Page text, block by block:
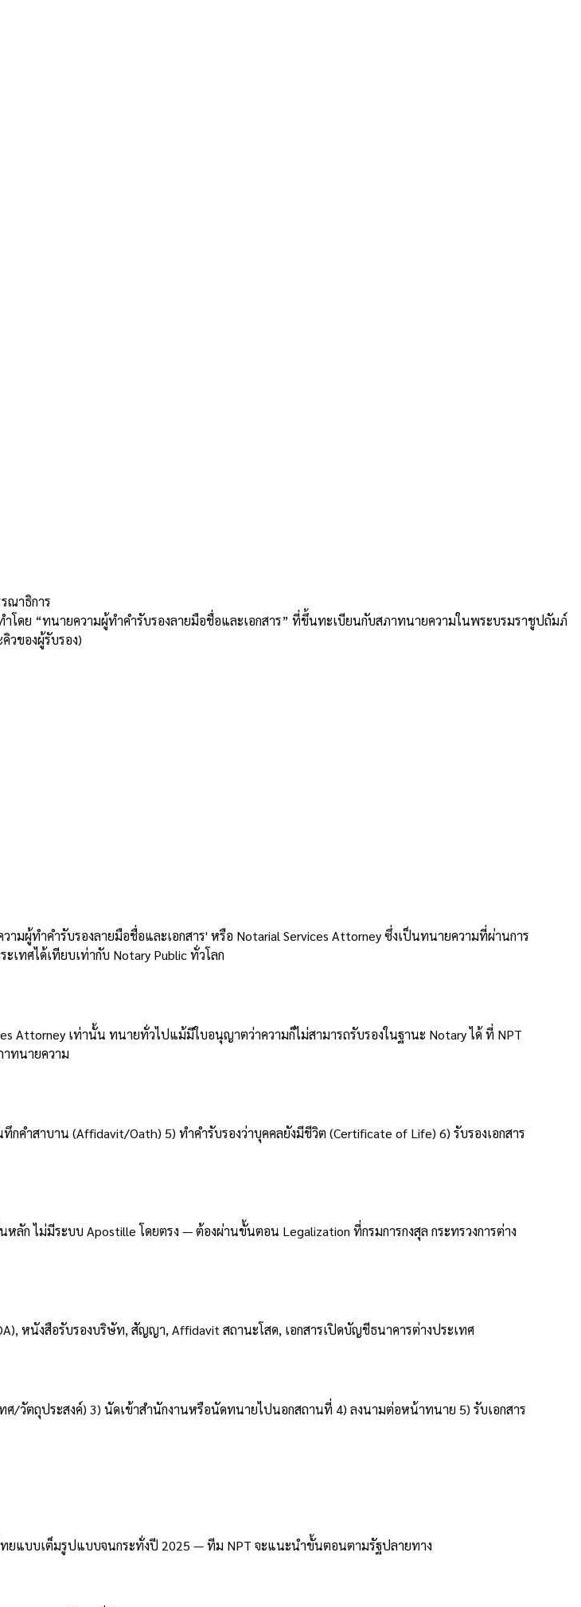
ณาธิการ
โดย “ทนายความผู้ทำคำรับรองลายมือชื่อและเอกสาร” ที่ขึ้นทะเบียนกับสภาทนายความในพระบรมราชูปถัมภ์
วของผู้รับรอง)
ผู้ทำคำรับรองลายมือชื่อและเอกสาร' หรือ Notarial Services Attorney ซึ่งเป็นทนายความที่ผ่านการ
ทศได้เทียบเท่ากับ Notary Public ทั่วโลก
เท่านั้น ทนายทั่วไปแม้มีใบอนุญาตว่าความก็ไม่สามารถรับรองในฐานะ Notary ได้ ที่ NPT
าทนายความ
คำสาบาน (Affidavit/Oath) 5) ทำคำรับรองว่าบุคคลยังมีชีวิต (Certificate of Life) 6) รับรองเอกสาร
ก ไม่มีระบบ Apostille โดยตรง — ต้องผ่านขั้นตอน Legalization ที่กรมการกงสุล กระทรวงการต่าง
หนังสือรับรองบริษัท, สัญญา, Affidavit สถานะโสด, เอกสารเปิดบัญชีธนาคารต่างประเทศ
ศ/วัตถุประสงค์) 3) นัดเข้าสำนักงานหรือนัดทนายไปนอกสถานที่ 4) ลงนามต่อหน้าทนาย 5) รับเอกสาร
ยแบบเต็มรูปแบบจนกระทั่งปี 2025 — ทีม NPT จะแนะนำขั้นตอนตามรัฐปลายทาง